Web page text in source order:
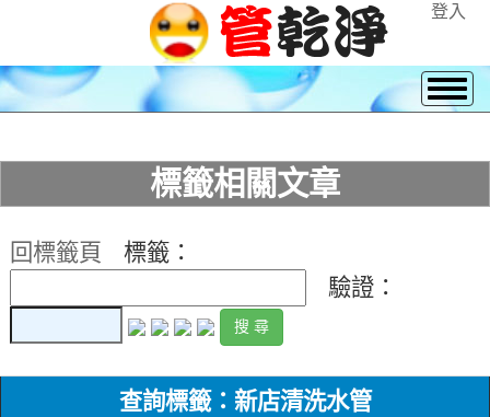
登入
標籤相關文章
回標籤頁
標籤：
驗證：
查詢標籤：新店清洗水管